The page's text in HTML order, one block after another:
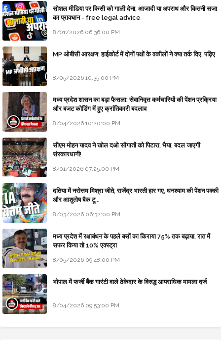
सोशल मीडिया पर किसी को गाली देना, आजादी या अपराध और कितनी सजा
का प्रावधान - free legal advice
8/01/2026 06:36:00 PM
MP ओबीसी आरक्षण: हाईकोर्ट में दोनों पक्षों के वकीलों ने क्या तर्क दिए, पढ़िए
8/05/2026 10:35:00 PM
मध्य प्रदेश शासन का बड़ा फैसला: सेवानिवृत्त कर्मचारियों की पेंशन प्रक्रिया
और बजट कोडिंग में हुए क्रांतिकारी बदलाव
8/04/2026 10:20:00 PM
सीएम मोहन यादव ने खोल दओ सौगातों को पिटारा, भैया, बदल जाएगी
संस्कारधानी!
8/01/2026 07:25:00 PM
दतिया में नरोत्तम मिश्रा जीते, राजेंद्र भारती हार गए, घनश्याम की पेंशन पक्की
और आशुतोष बैक टू...
8/03/2026 06:32:00 PM
मध्य प्रदेश में रक्षाबंधन के पहले बसों का किराया 75% तक बढ़ाया, रात में
सफर किया तो 10% एक्स्ट्रा
8/05/2026 09:48:00 PM
भोपाल में फर्जी बैंक गारंटी वाले ठेकेदार के विरुद्ध आपराधिक मामला दर्ज
8/04/2026 09:53:00 PM